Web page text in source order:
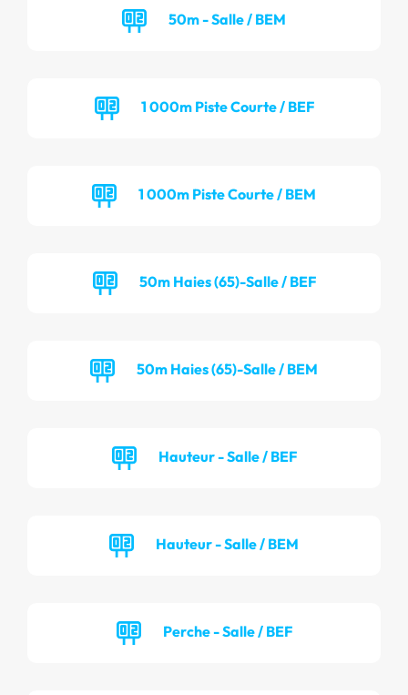
50m - Salle / BEM
1 000m Piste Courte / BEF
1 000m Piste Courte / BEM
50m Haies (65)-Salle / BEF
50m Haies (65)-Salle / BEM
Hauteur - Salle / BEF
Hauteur - Salle / BEM
Perche - Salle / BEF